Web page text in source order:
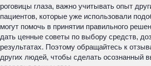
роговицы глаза, важно учитывать опыт
пациентов, которые уже использовали
могут помочь в принятии правильного
дать ценные советы по выбору средств,
результатах. Поэтому обращайтесь к
других людей, чтобы сделать осознанный